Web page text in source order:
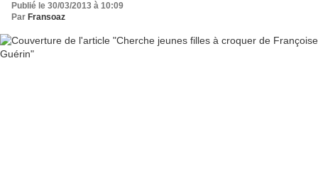
Publié le 30/03/2013 à 10:09
Par Fransoaz